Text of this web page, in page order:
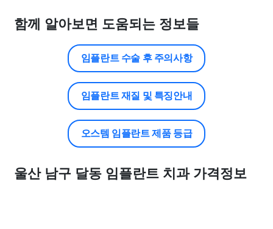
함께 알아보면 도움되는 정보들
임플란트 수술 후 주의사항
임플란트 재질 및 특징안내
오스템 임플란트 제품 등급
울산 남구 달동 임플란트 치과 가격정보